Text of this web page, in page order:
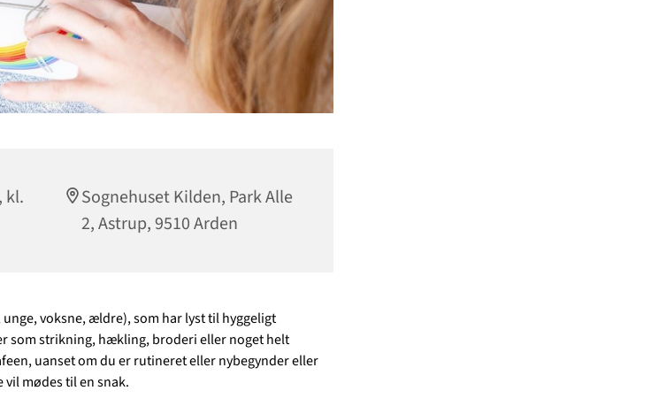
kl.
Sognehuset Kilden, Park Alle
2, Astrup, 9510 Arden
voksne, ældre), som har lyst til hyggeligt
som strikning, hækling, broderi eller noget helt
uanset om du er rutineret eller nybegynder eller
vil mødes til en snak.